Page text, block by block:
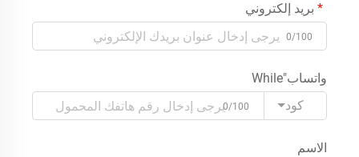
بريد إلكتروني
0/100
واتساب"While
كود
0/100
الاسم